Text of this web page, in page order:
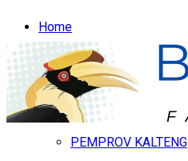
Home
Headline
Hukum & Peristiwa
Kalteng
PEMPROV KALTENG